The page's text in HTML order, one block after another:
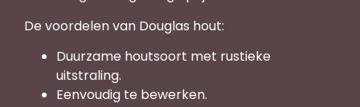
De voordelen van Douglas hout:
Duurzame houtsoort met rustieke
uitstraling.
Eenvoudig te bewerken.